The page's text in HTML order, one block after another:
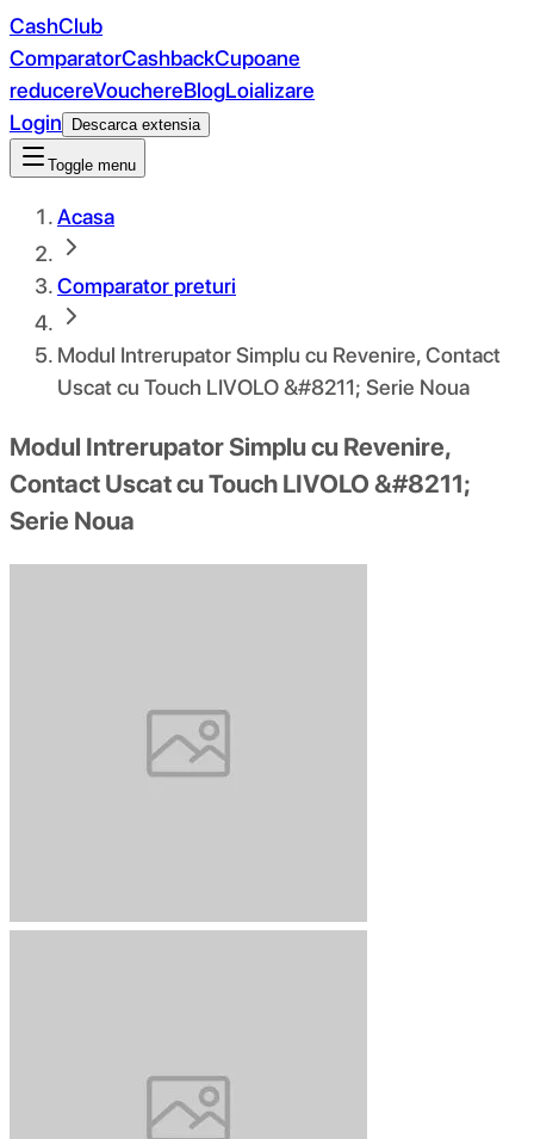
CashClub
ComparatorCashbackCupoane
reducereVouchereBlogLoializare
Login
Descarca extensia
Toggle menu
Acasa
Comparator preturi
Modul Intrerupator Simplu cu Revenire, Contact
Uscat cu Touch LIVOLO &#8211; Serie Noua
Modul Intrerupator Simplu cu Revenire,
Contact Uscat cu Touch LIVOLO &#8211;
Serie Noua